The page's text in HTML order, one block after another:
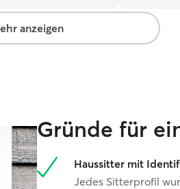
"gefüttert". Es war
das letzte Mal. Wir
Ayleen zu 100%
nicht so
anzeigen
Gründe für
Haussitter mit
Jedes Sitterprofil